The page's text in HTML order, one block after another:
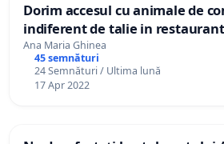
Dorim accesul cu animale de
indiferent de talie in
Ana Maria Ghinea
45 semnături
24 Semnături / Ultima lună
17 Apr 2022